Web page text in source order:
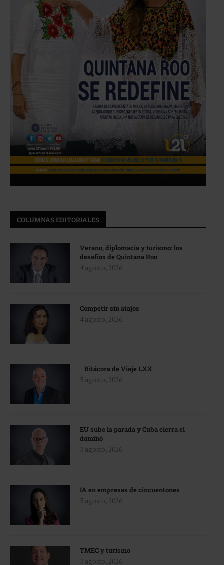
COLUMNAS EDITORIALES
Verano, diplomacia y turismo: los
desafíos de Quintana Roo
4 agosto, 2026
Competir sin atajos
4 agosto, 2026
Bitácora de Viaje LXX
3 agosto, 2026
EU sube la parada y Cuba cierra el
dominó
3 agosto, 2026
IA en empresas de cincuentones
3 agosto, 2026
TMEC y turismo
3 agosto, 2026